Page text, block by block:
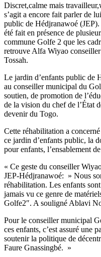
Discret,calme mais
s’agit a encore fait parler de
public de Hédjranawoé
été fait en présence de
commune Golfe 2 que les
retrouve Alfa Wiyao
Tossah.
Le jardin d’enfants public de
au conseiller municipal du
soutien, de promotion de
de la vision du chef de l’État
devenir du Togo.
Cette réhabilitation a
ce jardin d’enfants public, la
pour enfants, l’ensablement
« Ce geste du conseiller
JEP-Hédjranawoé: » Nous
réhabilitation. Les enfants
jamais vu ce genre de
Golfe2″. A souligné Ablavi
Pour le conseiller municipal
ces enfants, c’est assuré une
soutenir la politique de
Faure Gnassingbé. »